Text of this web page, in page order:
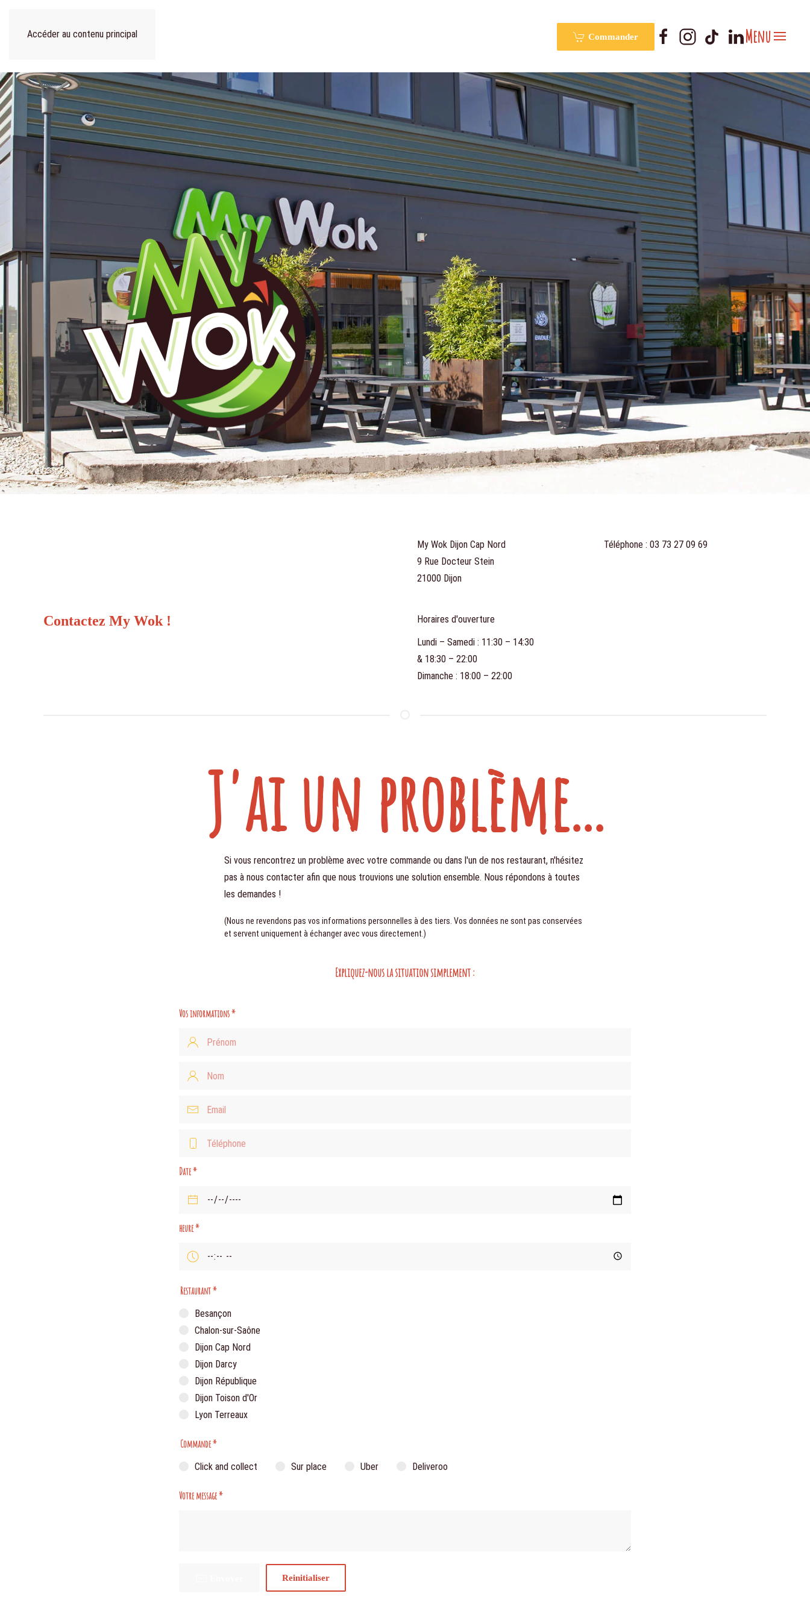
Accéder au contenu principal Commander Menu
My Wok Dijon Cap Nord
9 Rue Docteur Stein
21000 Dijon
Téléphone : 03 73 27 09 69
Contactez My Wok !
Horaires d'ouverture
Lundi – Samedi : 11:30 – 14:30
& 18:30 – 22:00
Dimanche : 18:00 – 22:00
J'ai un problème...
Si vous rencontrez un problème avec votre commande ou dans l'un de nos restaurant, n'hésitez
pas à nous contacter afin que nous trouvions une solution ensemble. Nous répondons à toutes
les demandes !
(Nous ne revendons pas vos informations personnelles à des tiers. Vos données ne sont pas conservées
et servent uniquement à échanger avec vous directement.)
Expliquez-nous la situation simplement :
Vos informations*
Date*
heure*
Restaurant*
Besançon
Chalon-sur-Saône
Dijon Cap Nord
Dijon Darcy
Dijon République
Dijon Toison d'Or
Lyon Terreaux
Commande*
Click and collect Sur place Uber Deliveroo
Votre message*
Reinitialiser